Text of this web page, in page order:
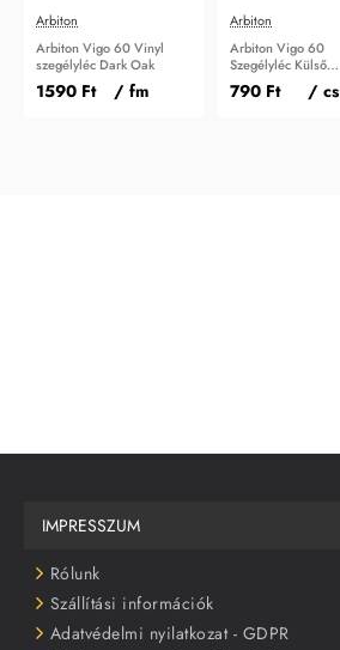
Arbiton
Arbiton Vigo 60 Vinyl
szegélyléc Dark Oak
1590 Ft / fm
Arbiton
Arbiton Vigo 60
Szegélyléc Külső
sarokidom Dark Oak
790 Ft / cs
IMPRESSZUM
Rólunk
Szállítási információk
Adatvédelmi nyilatkozat - GDPR